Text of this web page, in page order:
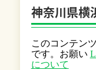
神奈川県
このコンテン
です。お願い
について